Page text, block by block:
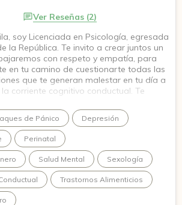
Ver Reseñas (2)
soy Licenciada en Psicología, egresada
la República. Te invito a crear juntos un
con respeto y empatía, para
en tu camino de cuestionarte todas las
que te generan malestar en tu día a
corriente cognitivo conductual. Te
de Pánico Depresión
Perinatal
Salud Mental Sexología
Trastornos Alimenticios